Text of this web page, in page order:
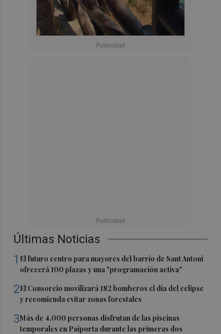
Últimas Noticias
1 El futuro centro para mayores del barrio de Sant Antoni
ofrecerá 100 plazas y una "programación activa"
2El Consorcio movilizará 182 bomberos el día del eclipse
y recomienda evitar zonas forestales
3Más de 4.000 personas disfrutan de las piscinas
temporales en Paiporta durante las primeras dos